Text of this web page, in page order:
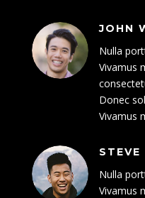
JOHN
Nulla
Vivamus
Donec
Vivamus
STEVE
Nulla
Vivamus